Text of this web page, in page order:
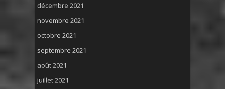
décembre 2021
novembre 2021
octobre 2021
septembre 2021
août 2021
juillet 2021